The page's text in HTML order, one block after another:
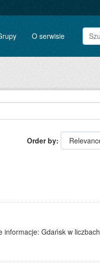
O serwisie
Order by
informacje: Gdańsk w liczbach